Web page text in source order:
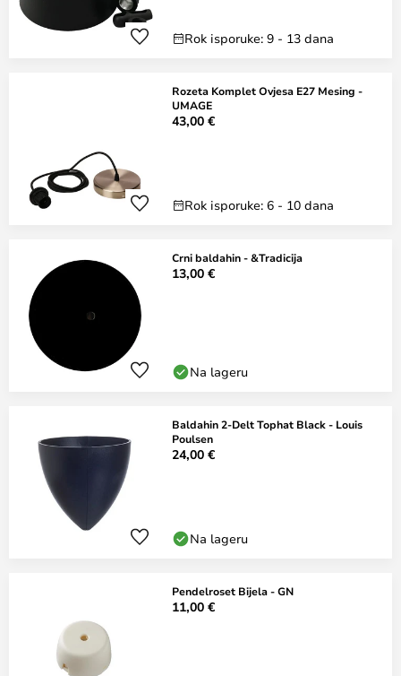
Rok isporuke: 9 - 13 dana
Rozeta Komplet Ovjesa E27 Mesing -
UMAGE
43,00 €
Rok isporuke: 6 - 10 dana
Crni baldahin - &Tradicija
13,00 €
Na lageru
Baldahin 2-Delt Tophat Black - Louis
Poulsen
24,00 €
Na lageru
Pendelroset Bijela - GN
11,00 €